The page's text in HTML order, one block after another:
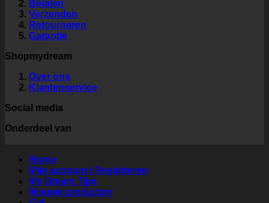
Betalen
Verzenden
Retourneren
Garantie
Shopmydream
Over ons
Klantenservice
Social media
Onderdeel van
Home
Mijn account / Registreren
My Dream Tips
Nieuwe producten